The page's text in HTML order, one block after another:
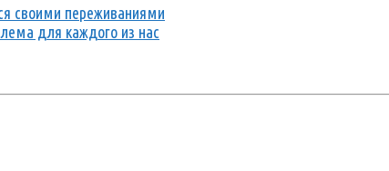
своими переживаниями
для каждого из нас